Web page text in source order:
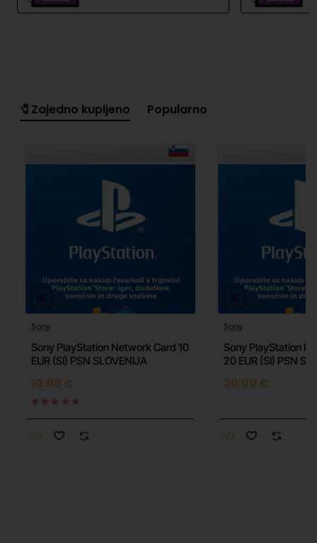
🧷Zajedno kupljeno Popularno
Sony
Sony PlayStation Network Card 10
EUR (SI) PSN SLOVENIJA
10.00 €
Sony
Sony PlayStation
20 EUR (SI) PSN
20.00 €